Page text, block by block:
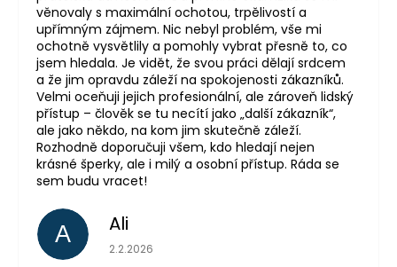
věnovaly s maximální ochotou, trpělivostí a
upřímným zájmem. Nic nebyl problém, vše mi
ochotně vysvětlily a pomohly vybrat přesně to, co
jsem hledala. Je vidět, že svou práci dělají srdcem
a že jim opravdu záleží na spokojenosti zákazníků.
Velmi oceňuji jejich profesionální, ale zároveň lidský
přístup – člověk se tu necítí jako „další zákazník“,
ale jako někdo, na kom jim skutečně záleží.
Rozhodně doporučuji všem, kdo hledají nejen
krásné šperky, ale i milý a osobní přístup. Ráda se
sem budu vracet!
A Ali
Hodnocení obchodu je 5 z 5 hvězdiček.
2.2.2026